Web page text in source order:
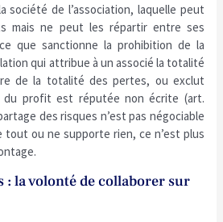
société de l’association, laquelle peut
mais ne peut les répartir entre ses
que sanctionne la prohibition de la
qui attribue à un associé la totalité
de la totalité des pertes, ou exclut
du profit est réputée non écrite (art.
des risques n’est pas négociable
tout ou ne supporte rien, ce n’est plus
: la volonté de collaborer sur